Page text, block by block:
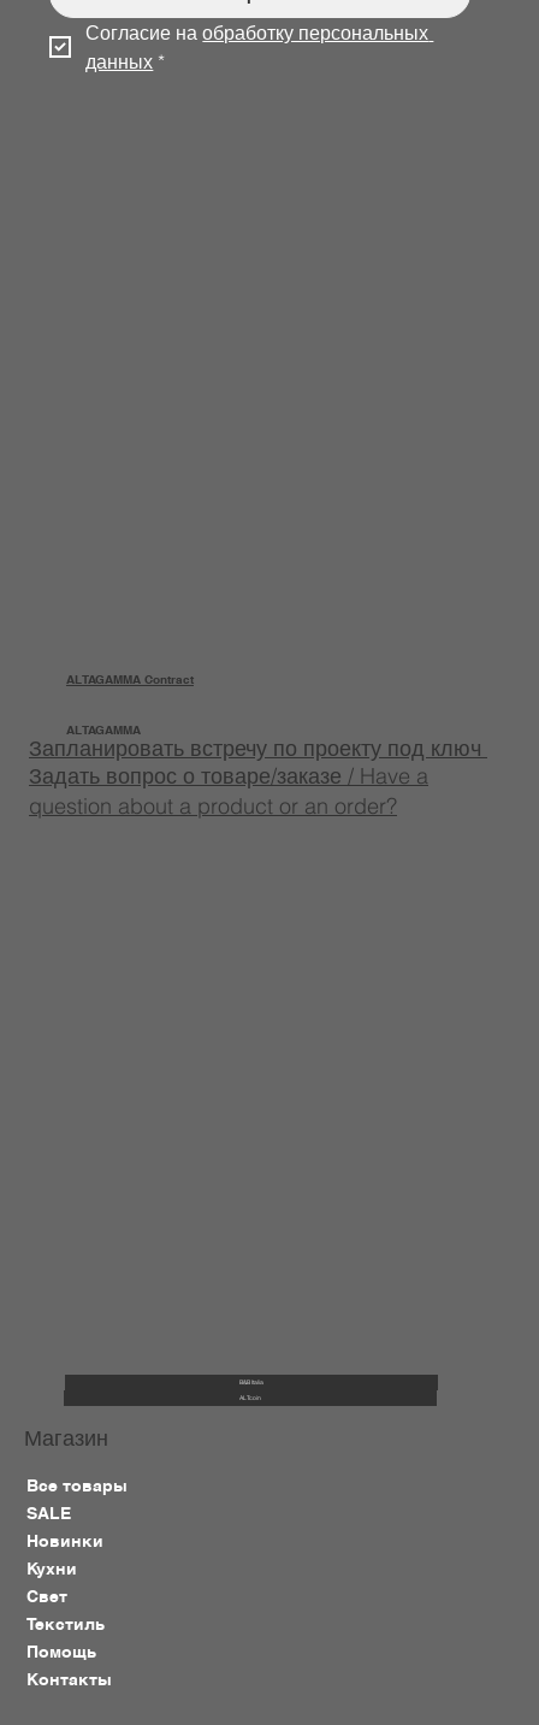
Согласие на обработку персональных
данных *
ALTAGAMMA
Задать вопрос о товаре/заказе / Have a
question about a product or an order?
ALTAGAMMA Contract
Запланировать встречу по проекту под ключ
B&B Italia
ALTcoin
Магазин
Все товары
SALE
Новинки
Кухни
Свет
Текстиль
Помощь
Контакты